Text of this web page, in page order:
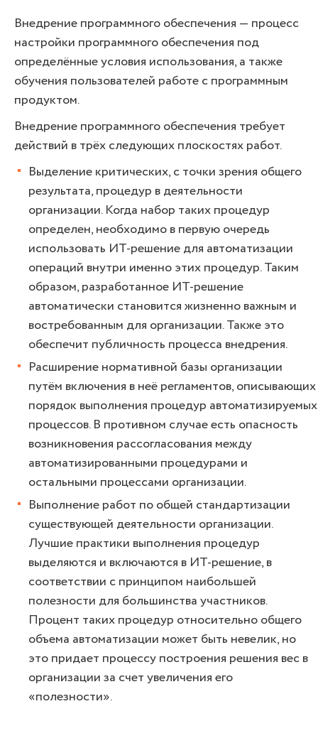
Внедрение программного обеспечения — процесс
настройки программного обеспечения под
определённые условия использования, а также
обучения пользователей работе с программным
продуктом.
Внедрение программного обеспечения требует
действий в трёх следующих плоскостях работ.
Выделение критических, с точки зрения общего
результата, процедур в деятельности
организации. Когда набор таких процедур
определен, необходимо в первую очередь
использовать ИТ-решение для автоматизации
операций внутри именно этих процедур. Таким
образом, разработанное ИТ-решение
автоматически становится жизненно важным и
востребованным для организации. Также это
обеспечит публичность процесса внедрения.
Расширение нормативной базы организации
путём включения в неё регламентов, описывающих
порядок выполнения процедур автоматизируемых
процессов. В противном случае есть опасность
возникновения рассогласования между
автоматизированными процедурами и
остальными процессами организации.
Выполнение работ по общей стандартизации
существующей деятельности организации.
Лучшие практики выполнения процедур
выделяются и включаются в ИТ-решение, в
соответствии с принципом наибольшей
полезности для большинства участников.
Процент таких процедур относительно общего
объема автоматизации может быть невелик, но
это придает процессу построения решения вес в
организации за счет увеличения его
«полезности».